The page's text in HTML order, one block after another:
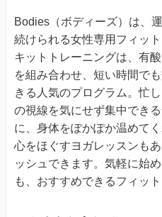
Bodies（ボディーズ）は、
続けられる女性専用フィッ
キットトレーニングは、有
を組み合わせ、短い時間で
きる人気のプログラム。忙
の視線を気にせず集中でき
に、身体をぽかぽか温めて
心をほぐすヨガレッスンも
ッシュできます。気軽に始
も、おすすめできるフィット